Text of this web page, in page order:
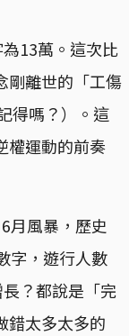
13萬。這次比
剛離世的「工傷
得嗎？）。這
權運動的前奏
月風暴，歷史
字，遊行人數
？都說是「完
錯太多太多的